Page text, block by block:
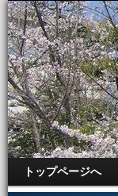
トップページへ